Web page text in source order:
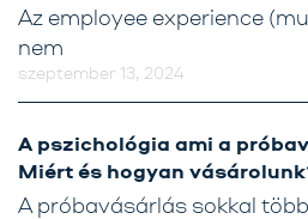
szeptember 13, 2024
Az employee experience
nem
A pszichológia ami a
Miért és hogyan
A próbavásárlás sokkal